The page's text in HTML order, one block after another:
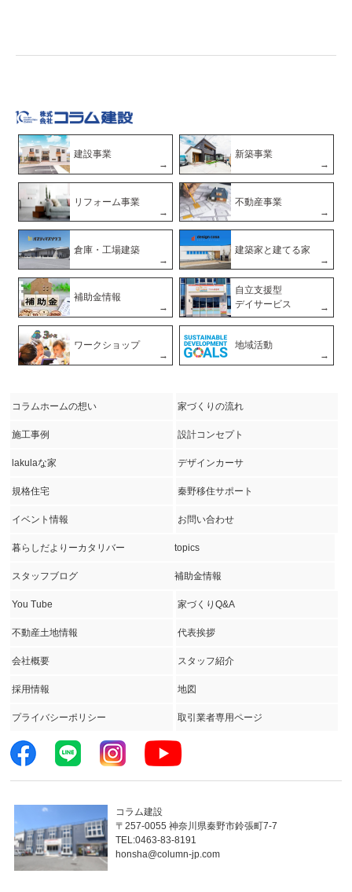
建設事業 新築事業
リフォーム事業 不動産事業
倉庫・工場建築 建築家と建てる家
補助金情報
自立支援型
デイサービス
ワークショップ 地域活動
コラムホームの想い 家づくりの流れ
施工事例 設計コンセプト
lakulaな家 デザインカーサ
規格住宅 秦野移住サポート
イベント情報 お問い合わせ
暮らしだよりーカタリバー topics
スタッフブログ 補助金情報
You Tube 家づくりQ&A
不動産土地情報 代表挨拶
会社概要 スタッフ紹介
採用情報 地図
プライバシーポリシー 取引業者専用ページ
コラム建設
〒257-0055 神奈川県秦野市鈴張町7-7
TEL:0463-83-8191
honsha@column-jp.com